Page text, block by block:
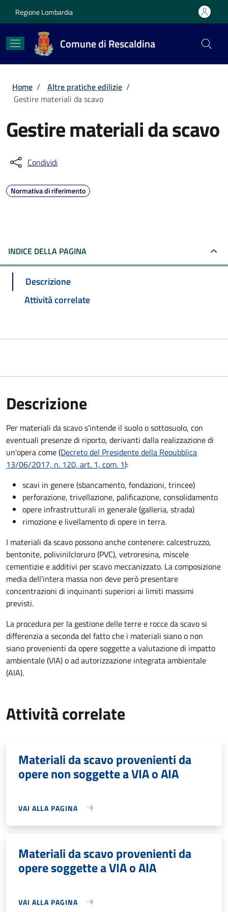
Regione Lombardia
Comune di Rescaldina
Briciole di pane
Home / Altre pratiche edilizie /
Gestire materiali da scavo
Gestire materiali da scavo
Condividi
Normativa di riferimento
INDICE DELLA PAGINA
Descrizione
Attività correlate
Descrizione
Per materiali da scavo s'intende il suolo o sottosuolo, con
eventuali presenze di riporto, derivanti dalla realizzazione di
un'opera come (Decreto del Presidente della Repubblica
13/06/2017, n. 120, art. 1, com. 1):
scavi in genere (sbancamento, fondazioni, trincee)
perforazione, trivellazione, palificazione, consolidamento
opere infrastrutturali in generale (galleria, strada)
rimozione e livellamento di opere in terra.
I materiali da scavo possono anche contenere: calcestruzzo,
bentonite, polivinilcloruro (PVC), vetroresina, miscele
cementizie e additivi per scavo meccanizzato. La composizione
media dell'intera massa non deve però presentare
concentrazioni di inquinanti superiori ai limiti massimi
previsti.
La procedura per la gestione delle terre e rocce da scavo si
differenzia a seconda del fatto che i materiali siano o non
siano provenienti da opere soggette a valutazione di impatto
ambientale (VIA) o ad autorizzazione integrata ambientale
(AIA).
Attività correlate
Materiali da scavo provenienti da
opere non soggette a VIA o AIA
VAI ALLA PAGINA
Materiali da scavo provenienti da
opere soggette a VIA o AIA
VAI ALLA PAGINA